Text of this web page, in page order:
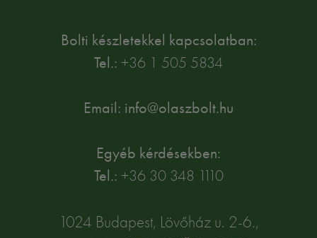
Bolti készletekkel kapcsolatban:
Tel.: +36 1 505 5834
Email: info@olaszbolt.hu
Egyéb kérdésekben:
Tel.: +36 30 348 1110
1024 Budapest, Lövőház u. 2-6.,